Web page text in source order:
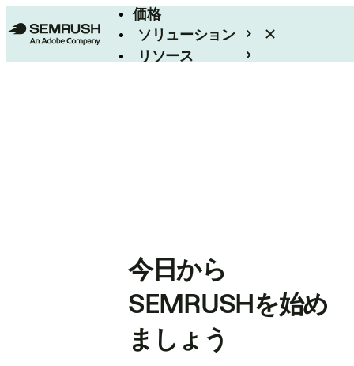
価格
ソリューション
リソース
今日から
SEMRUSHを始め
ましょう